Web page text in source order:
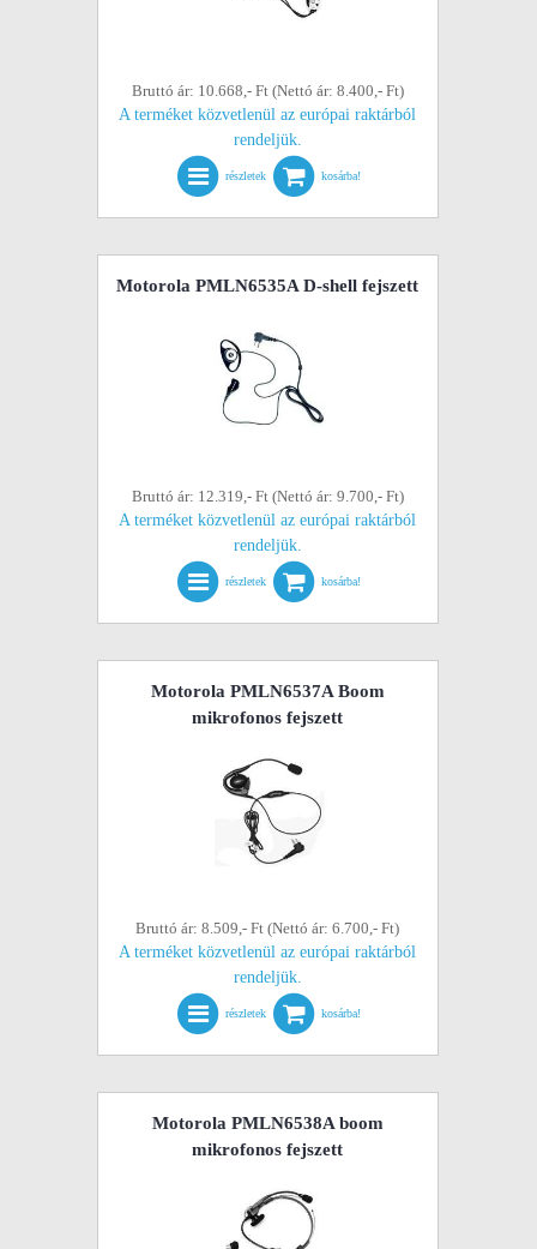
Bruttó ár: 10.668,- Ft (Nettó ár: 8.400,- Ft)
A terméket közvetlenül az európai raktárból
rendeljük.
részletek kosárba!
Motorola PMLN6535A D-shell fejszett
Bruttó ár: 12.319,- Ft (Nettó ár: 9.700,- Ft)
A terméket közvetlenül az európai raktárból
rendeljük.
részletek kosárba!
Motorola PMLN6537A Boom
mikrofonos fejszett
Bruttó ár: 8.509,- Ft (Nettó ár: 6.700,- Ft)
A terméket közvetlenül az európai raktárból
rendeljük.
részletek kosárba!
Motorola PMLN6538A boom
mikrofonos fejszett